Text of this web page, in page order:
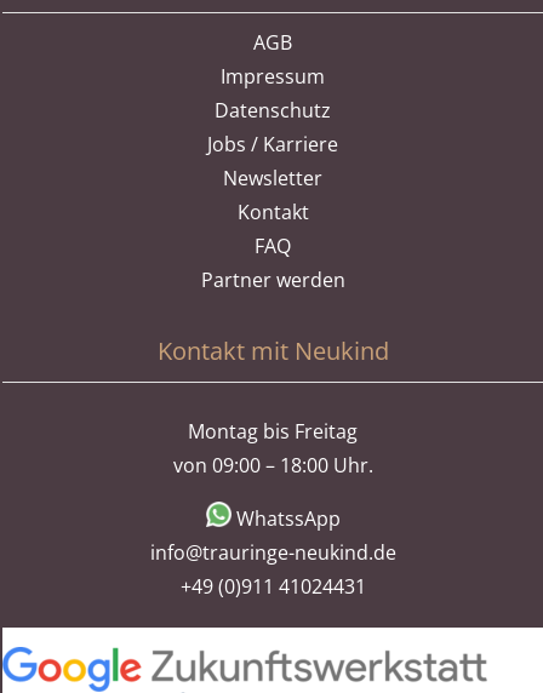
AGB
Impressum
Datenschutz
Jobs / Karriere
Newsletter
Kontakt
FAQ
Partner werden
Kontakt mit Neukind
Montag bis Freitag
von 09:00 – 18:00 Uhr.
WhatssApp
info@trauringe-neukind.de
+49 (0)911 41024431